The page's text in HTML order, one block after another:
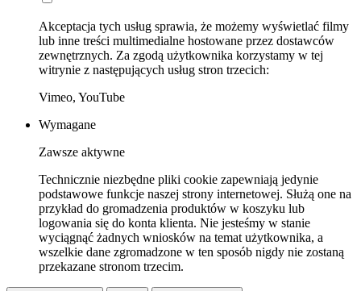
Akceptacja tych usług sprawia, że możemy wyświetlać filmy
lub inne treści multimedialne hostowane przez dostawców
zewnętrznych. Za zgodą użytkownika korzystamy w tej
witrynie z następujących usług stron trzecich:
Vimeo, YouTube
Wymagane
Zawsze aktywne
Technicznie niezbędne pliki cookie zapewniają jedynie
podstawowe funkcje naszej strony internetowej. Służą one na
przykład do gromadzenia produktów w koszyku lub
logowania się do konta klienta. Nie jesteśmy w stanie
wyciągnąć żadnych wniosków na temat użytkownika, a
wszelkie dane zgromadzone w ten sposób nigdy nie zostaną
przekazane stronom trzecim.